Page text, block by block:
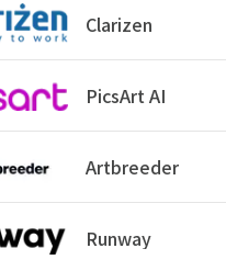
Clarizen
PicsArt AI
Artbreeder
Runway